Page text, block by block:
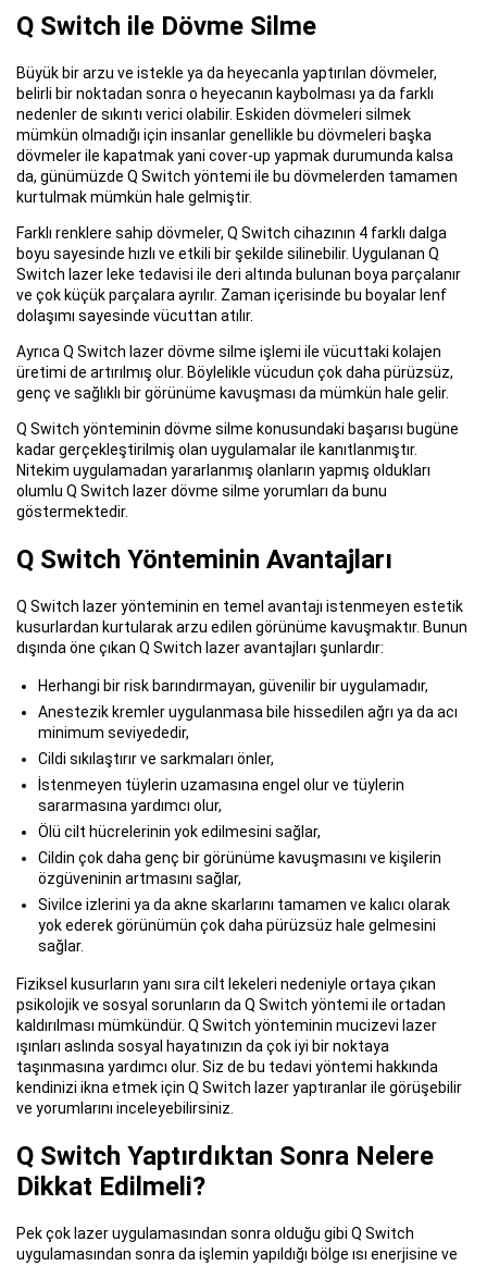
Q Switch ile Dövme Silme
Büyük bir arzu ve istekle ya da heyecanla yaptırılan dövmeler,
belirli bir noktadan sonra o heyecanın kaybolması ya da farklı
nedenler de sıkıntı verici olabilir. Eskiden dövmeleri silmek
mümkün olmadığı için insanlar genellikle bu dövmeleri başka
dövmeler ile kapatmak yani cover-up yapmak durumunda kalsa
da, günümüzde Q Switch yöntemi ile bu dövmelerden tamamen
kurtulmak mümkün hale gelmiştir.
Farklı renklere sahip dövmeler, Q Switch cihazının 4 farklı dalga
boyu sayesinde hızlı ve etkili bir şekilde silinebilir. Uygulanan Q
Switch lazer leke tedavisi ile deri altında bulunan boya parçalanır
ve çok küçük parçalara ayrılır. Zaman içerisinde bu boyalar lenf
dolaşımı sayesinde vücuttan atılır.
Ayrıca Q Switch lazer dövme silme işlemi ile vücuttaki kolajen
üretimi de artırılmış olur. Böylelikle vücudun çok daha pürüzsüz,
genç ve sağlıklı bir görünüme kavuşması da mümkün hale gelir.
Q Switch yönteminin dövme silme konusundaki başarısı bugüne
kadar gerçekleştirilmiş olan uygulamalar ile kanıtlanmıştır.
Nitekim uygulamadan yararlanmış olanların yapmış oldukları
olumlu Q Switch lazer dövme silme yorumları da bunu
göstermektedir.
Q Switch Yönteminin Avantajları
Q Switch lazer yönteminin en temel avantajı istenmeyen estetik
kusurlardan kurtularak arzu edilen görünüme kavuşmaktır. Bunun
dışında öne çıkan Q Switch lazer avantajları şunlardır:
Herhangi bir risk barındırmayan, güvenilir bir uygulamadır,
Anestezik kremler uygulanmasa bile hissedilen ağrı ya da acı
minimum seviyededir,
Cildi sıkılaştırır ve sarkmaları önler,
İstenmeyen tüylerin uzamasına engel olur ve tüylerin
sararmasına yardımcı olur,
Ölü cilt hücrelerinin yok edilmesini sağlar,
Cildin çok daha genç bir görünüme kavuşmasını ve kişilerin
özgüveninin artmasını sağlar,
Sivilce izlerini ya da akne skarlarını tamamen ve kalıcı olarak
yok ederek görünümün çok daha pürüzsüz hale gelmesini
sağlar.
Fiziksel kusurların yanı sıra cilt lekeleri nedeniyle ortaya çıkan
psikolojik ve sosyal sorunların da Q Switch yöntemi ile ortadan
kaldırılması mümkündür. Q Switch yönteminin mucizevi lazer
ışınları aslında sosyal hayatınızın da çok iyi bir noktaya
taşınmasına yardımcı olur. Siz de bu tedavi yöntemi hakkında
kendinizi ikna etmek için Q Switch lazer yaptıranlar ile görüşebilir
ve yorumlarını inceleyebilirsiniz.
Q Switch Yaptırdıktan Sonra Nelere
Dikkat Edilmeli?
Pek çok lazer uygulamasından sonra olduğu gibi Q Switch
uygulamasından sonra da işlemin yapıldığı bölge ısı enerjisine ve